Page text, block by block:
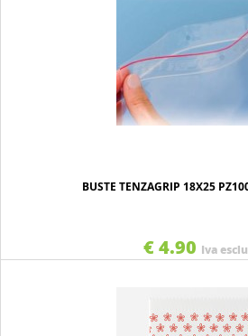
BUSTE TENZAGRIP 18X25
€ 4.90 Iva